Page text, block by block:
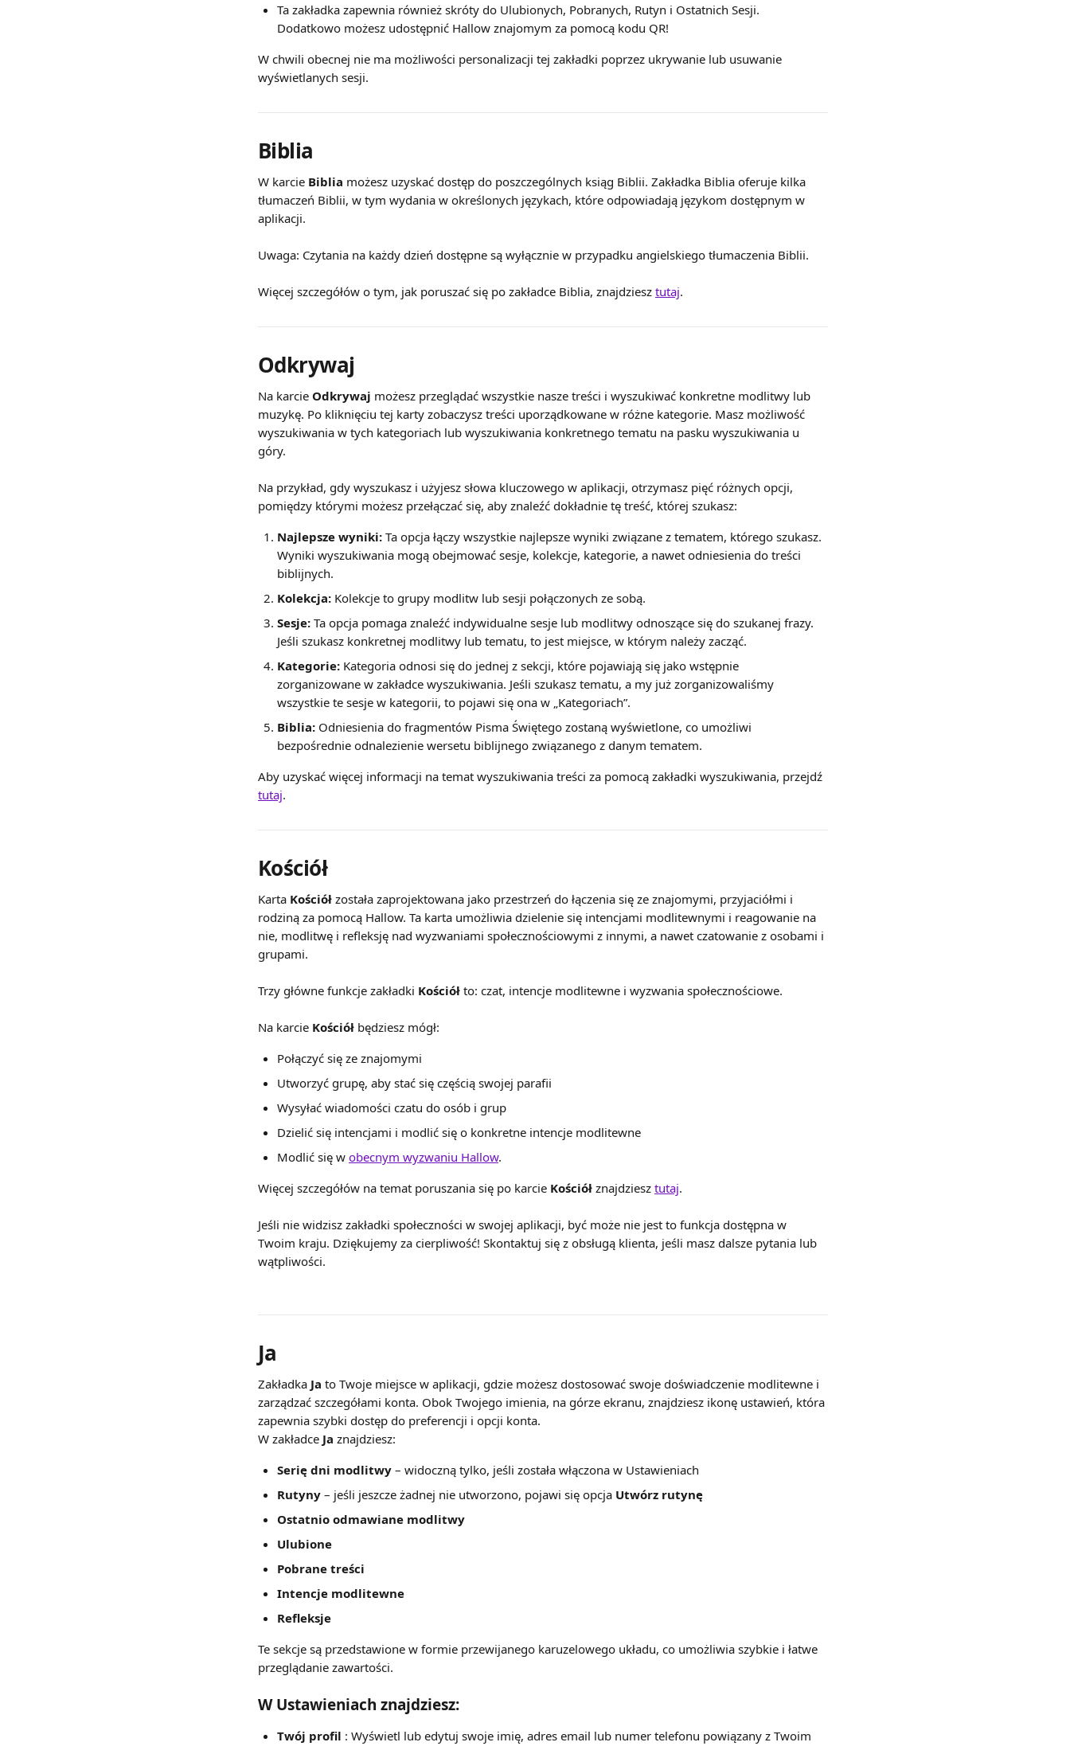
Ta zakładka zapewnia również skróty do Ulubionych, Pobranych, Rutyn i Ostatnich Sesji.
Dodatkowo możesz udostępnić Hallow znajomym za pomocą kodu QR!
W chwili obecnej nie ma możliwości personalizacji tej zakładki poprzez ukrywanie lub usuwanie
wyświetlanych sesji.
Biblia
W karcie Biblia możesz uzyskać dostęp do poszczególnych ksiąg Biblii. Zakładka Biblia oferuje kilka
tłumaczeń Biblii, w tym wydania w określonych językach, które odpowiadają językom dostępnym w
aplikacji.
Uwaga: Czytania na każdy dzień dostępne są wyłącznie w przypadku angielskiego tłumaczenia Biblii.
Więcej szczegółów o tym, jak poruszać się po zakładce Biblia, znajdziesz tutaj.
Odkrywaj
Na karcie Odkrywaj możesz przeglądać wszystkie nasze treści i wyszukiwać konkretne modlitwy lub
muzykę. Po kliknięciu tej karty zobaczysz treści uporządkowane w różne kategorie. Masz możliwość
wyszukiwania w tych kategoriach lub wyszukiwania konkretnego tematu na pasku wyszukiwania u
góry.
Na przykład, gdy wyszukasz i użyjesz słowa kluczowego w aplikacji, otrzymasz pięć różnych opcji,
pomiędzy którymi możesz przełączać się, aby znaleźć dokładnie tę treść, której szukasz:
Najlepsze wyniki: Ta opcja łączy wszystkie najlepsze wyniki związane z tematem, którego szukasz.
Wyniki wyszukiwania mogą obejmować sesje, kolekcje, kategorie, a nawet odniesienia do treści
biblijnych.
Kolekcja: Kolekcje to grupy modlitw lub sesji połączonych ze sobą.
Sesje: Ta opcja pomaga znaleźć indywidualne sesje lub modlitwy odnoszące się do szukanej frazy.
Jeśli szukasz konkretnej modlitwy lub tematu, to jest miejsce, w którym należy zacząć.
Kategorie: Kategoria odnosi się do jednej z sekcji, które pojawiają się jako wstępnie
zorganizowane w zakładce wyszukiwania. Jeśli szukasz tematu, a my już zorganizowaliśmy
wszystkie te sesje w kategorii, to pojawi się ona w „Kategoriach”.
Biblia: Odniesienia do fragmentów Pisma Świętego zostaną wyświetlone, co umożliwi
bezpośrednie odnalezienie wersetu biblijnego związanego z danym tematem.
Aby uzyskać więcej informacji na temat wyszukiwania treści za pomocą zakładki wyszukiwania, przejdź
tutaj.
Kościół
Karta Kościół została zaprojektowana jako przestrzeń do łączenia się ze znajomymi, przyjaciółmi i
rodziną za pomocą Hallow. Ta karta umożliwia dzielenie się intencjami modlitewnymi i reagowanie na
nie, modlitwę i refleksję nad wyzwaniami społecznościowymi z innymi, a nawet czatowanie z osobami i
grupami.
Trzy główne funkcje zakładki Kościół to: czat, intencje modlitewne i wyzwania społecznościowe.
Na karcie Kościół będziesz mógł:
Połączyć się ze znajomymi
Utworzyć grupę, aby stać się częścią swojej parafii
Wysyłać wiadomości czatu do osób i grup
Dzielić się intencjami i modlić się o konkretne intencje modlitewne
Modlić się w obecnym wyzwaniu Hallow.
Więcej szczegółów na temat poruszania się po karcie Kościół znajdziesz tutaj.
Jeśli nie widzisz zakładki społeczności w swojej aplikacji, być może nie jest to funkcja dostępna w
Twoim kraju. Dziękujemy za cierpliwość! Skontaktuj się z obsługą klienta, jeśli masz dalsze pytania lub
wątpliwości.
Ja
Zakładka Ja to Twoje miejsce w aplikacji, gdzie możesz dostosować swoje doświadczenie modlitewne i
zarządzać szczegółami konta. Obok Twojego imienia, na górze ekranu, znajdziesz ikonę ustawień, która
zapewnia szybki dostęp do preferencji i opcji konta.
W zakładce Ja znajdziesz:
Serię dni modlitwy – widoczną tylko, jeśli została włączona w Ustawieniach
Rutyny – jeśli jeszcze żadnej nie utworzono, pojawi się opcja Utwórz rutynę
Ostatnio odmawiane modlitwy
Ulubione
Pobrane treści
Intencje modlitewne
Refleksje
Te sekcje są przedstawione w formie przewijanego karuzelowego układu, co umożliwia szybkie i łatwe
przeglądanie zawartości.
W Ustawieniach znajdziesz:
Twój profil : Wyświetl lub edytuj swoje imię, adres email lub numer telefonu powiązany z Twoim